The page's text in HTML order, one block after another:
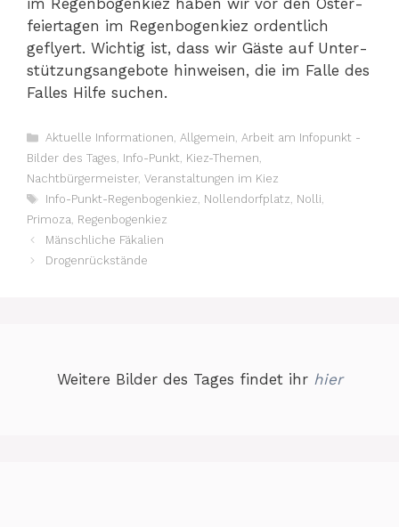
im Regen­bo­gen­kiez haben wir vor den Oster­
fei­er­ta­gen im Regen­bo­gen­kiez ordent­lich
gefly­ert. Wich­tig ist, dass wir Gäs­te auf Unter­
stüt­zungs­an­ge­bo­te hin­wei­sen, die im Fal­le des
Fal­les Hil­fe suchen.
Kategorien
Aktuelle Informationen, Allgemein, Arbeit am Infopunkt -
Bilder des Tages, Info-Punkt, Kiez-Themen,
Nachtbürgermeister, Veranstaltungen im Kiez
Schlagwörter
Info-Punkt-Regenbogenkiez, Nollendorfplatz, Nolli,
Primoza, Regenbogenkiez
Mänschliche Fäkalien
Drogenrückstände
Weitere Bilder des Tages findet ihr hier